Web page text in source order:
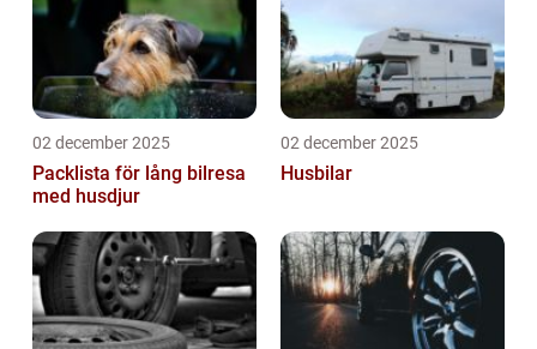
02 december 2025
Packlista för lång bilresa
med husdjur
02 december 2025
Husbilar